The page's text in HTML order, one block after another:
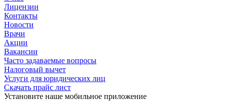
Лицензии
Контакты
Новости
Врачи
Акции
Вакансии
Часто задаваемые вопросы
Налоговый вычет
Услуги для юридических лиц
Скачать прайс лист
Установите наше мобильное приложение